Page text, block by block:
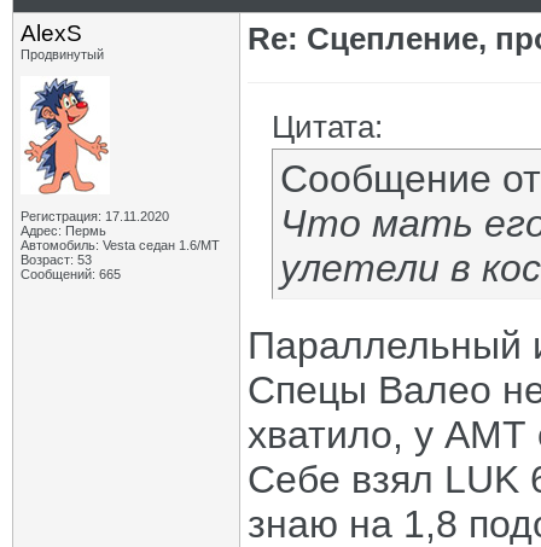
AlexS
Продвинутый
Регистрация: 17.11.2020
Адрес: Пермь
Автомобиль: Vesta седан 1.6/МТ
Возраст: 53
Сообщений: 665
Re: Сцепление,
Цитата:
Сообщение
Что мать
улетели в
Параллельный
Спецы Валео
хватило, у АМТ
Себе взял LUK
знаю на 1,8